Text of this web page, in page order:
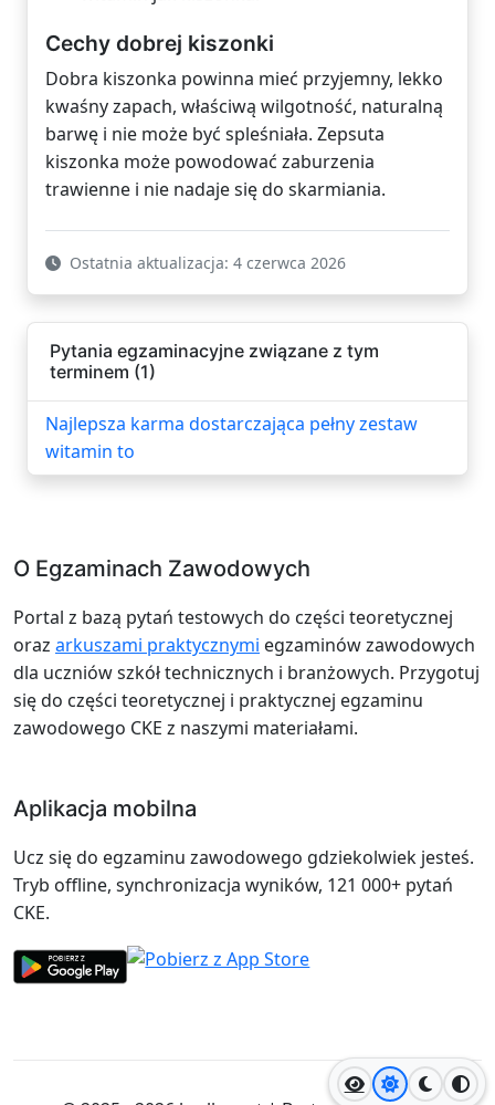
Jasny motyw
Ciemny
Cechy dobrej kiszonki
Dobra kiszonka powinna mieć przyjemny, lekko
kwaśny zapach, właściwą wilgotność, naturalną
barwę i nie może być spleśniała. Zepsuta
kiszonka może powodować zaburzenia
trawienne i nie nadaje się do skarmiania.
Ostatnia aktualizacja: 4 czerwca 2026
Pytania egzaminacyjne związane z tym
terminem (1)
Najlepsza karma dostarczająca pełny zestaw
witamin to
O Egzaminach Zawodowych
Portal z bazą pytań testowych do części teoretycznej
oraz arkuszami praktycznymi egzaminów zawodowych
dla uczniów szkół technicznych i branżowych. Przygotuj
się do części teoretycznej i praktycznej egzaminu
zawodowego CKE z naszymi materiałami.
Aplikacja mobilna
Ucz się do egzaminu zawodowego gdziekolwiek jesteś.
Tryb offline, synchronizacja wyników, 121 000+ pytań
CKE.